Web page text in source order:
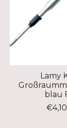
Lamy
blau
€4,10